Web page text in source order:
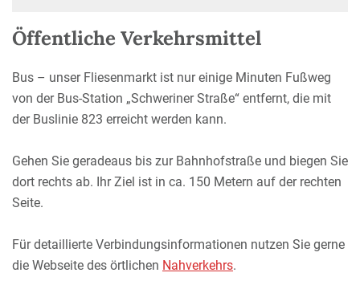
Öffentliche Verkehrsmittel
Bus – unser Fliesenmarkt ist nur einige Minuten Fußweg
von der Bus-Station „Schweriner Straße“ entfernt, die mit
der Buslinie 823 erreicht werden kann.
Gehen Sie geradeaus bis zur Bahnhofstraße und biegen Sie
dort rechts ab. Ihr Ziel ist in ca. 150 Metern auf der rechten
Seite.
Für detaillierte Verbindungsinformationen nutzen Sie gerne
die Webseite des örtlichen Nahverkehrs.